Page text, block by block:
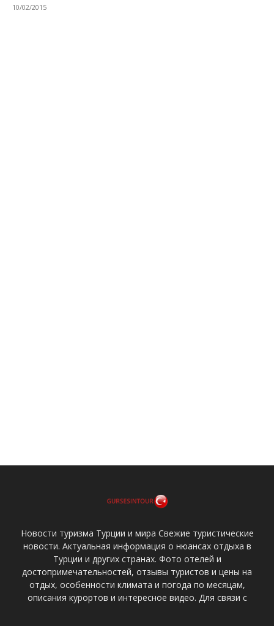
10/02/2015
Новости туризма Турции и мира Свежие туристические
новости. Актуальная информация о нюансах отдыха в
Турции и других странах. Фото отелей и
достопримечательностей, отзывы туристов и цены на
отдых, особенности климата и погода по месяцам,
описания курортов и интересное видео. Для связи с